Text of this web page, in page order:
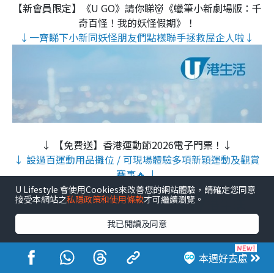
【新會員限定】《U GO》請你睇👹《蠟筆小新劇場版：千
奇百怪！我的妖怪假期》！
↓一齊睇下小新同妖怪朋友們點樣聯手拯救屋企人啦↓
↓ 【免費送】香港運動節2026電子門票！↓
↓ 設過百運動用品攤位 / 可現場體驗多項新穎運動及觀賞
賽事🔥 ↓
本週好去處
U Lifestyle 會使用Cookies來改善您的網站體驗，請確定您同意
接受本網站之私隱政策和使用條款才可繼續瀏覽。
我已閱讀及同意